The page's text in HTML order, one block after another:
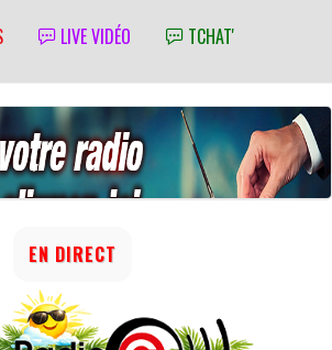
LIVE VIDÉO TCHAT'
EN DIRECT